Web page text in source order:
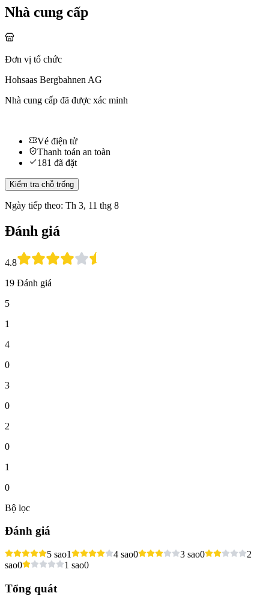
Nhà cung cấp
Đơn vị tổ chức
Hohsaas Bergbahnen AG
Nhà cung cấp đã được xác minh
Vé điện tử
Thanh toán an toàn
181 đã đặt
Kiểm tra chỗ trống
Ngày tiếp theo: Th 3, 11 thg 8
Đánh giá
4.8
19 Đánh giá
5
1
4
0
3
0
2
0
1
0
Bộ lọc
Đánh giá
5 sao1 4 sao0 3 sao0
2
sao0 1 sao0
Tổng quát